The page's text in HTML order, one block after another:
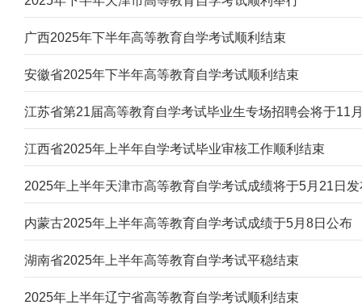
广西2025年下半年高等教育自学考试顺利结束
安徽省2025年下半年高等教育自学考试顺利结束
江苏省第21届高等教育自学考试毕业生专场招聘会将于11
江西省2025年上半年自学考试毕业审核工作顺利结束
2025年上半年天津市高等教育自学考试成绩将于5月21日发
内蒙古2025年上半年高等教育自学考试成绩于5月8日公布
湖南省2025年上半年高等教育自学考试平稳结束
2025年上半年辽宁省高等教育自学考试顺利结束